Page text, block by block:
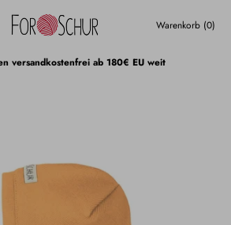
Warenkorb (0)
versandkostenfrei ab 180€ EU weit